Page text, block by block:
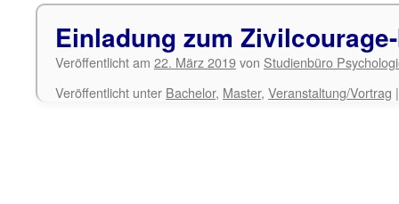
Einladung zum
Veröffentlicht am 22. März 2019von Studienbüro
Veröffentlicht unter Bachelor, Master, Veranstaltung/Vortrag |